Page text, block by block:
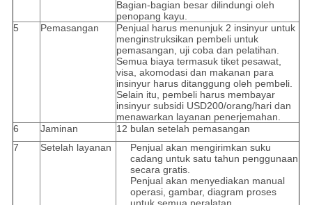
Bagian-bagian besar dilindungi oleh
penopang kayu.
5
Pemasangan
Penjual harus menunjuk 2 insinyur untuk
menginstruksikan pembeli untuk
pemasangan, uji coba dan pelatihan.
Semua biaya termasuk tiket pesawat,
visa, akomodasi dan makanan para
insinyur harus ditanggung oleh pembeli.
Selain itu, pembeli harus membayar
insinyur subsidi USD200/orang/hari dan
menawarkan layanan penerjemahan.
6
Jaminan
12 bulan setelah pemasangan
7
Setelah layanan
Penjual akan mengirimkan suku
cadang untuk satu tahun penggunaan
secara gratis.
Penjual akan menyediakan manual
operasi, gambar, diagram proses